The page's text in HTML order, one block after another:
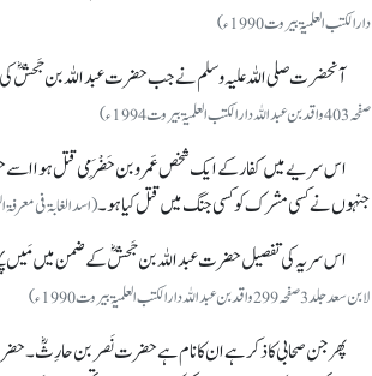
دارالکتب العلمیۃبیروت1990ء)
آنحضرت صلی اللہ علیہ وسلم نے جب حضرت عبداللہ بن جَحشؓ
صفحہ403 واقد بن عبداللہ دارالکتب العلمیۃ بیروت 1994ء)
اس سریے میں کفار کے ایک شخص عَمرو بن حَضْرَمِی قتل ہوا اسے
جنہوں نے کسی مشرک کو کسی جنگ میں قتل کیا ہو۔(اسد الغابۃ فی معرفۃ الصحابۃجلد5 صفحہ404 واقد بن عبداللہ
اس سریہ کی تفصیل حضرت عبداللہ بن جَحشؓ کے ضمن میں مَیں
لابن سعد جلد 3 صفحہ 299 واقد بن عبداللہ دارالکتب العلمیۃبیروت1990ء)
پھر جن صحابی کا ذکر ہے ان کا نام ہے حضرت نَصر بن حارِثؓ۔